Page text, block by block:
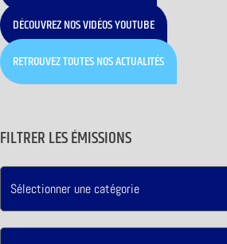
DÉCOUVREZ NOS VIDÉOS YOUTUBE
RETROUVEZ TOUTES NOS ACTUALITÉS
FILTRER LES ÉMISSIONS